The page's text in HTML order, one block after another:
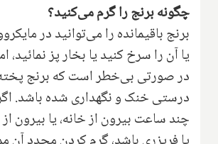
چگونه برنج را گرم می‌کنید؟
برنج باقیمانده را می‌توانید در
یا آن را سرخ کنید یا بخار پز نمائید،
در صورتی بی‌خطر است که برنج
درستی خنک و نگهداری شده باشد.
چند ساعت بیرون از خانه، یا بیرون